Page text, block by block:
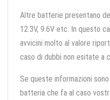
Altre batterie presentano
12.3V, 9.6V etc. In questo
avvicini molto al valore
caso di dubbi non esitate a
Se queste informazioni
batteria che fa al caso